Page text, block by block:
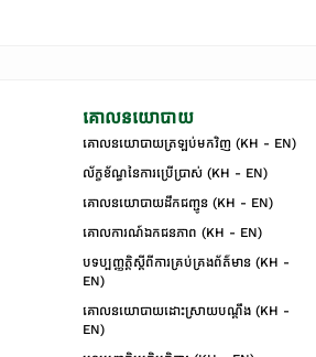
គោលនយោបាយ
គោលនយោបាយត្រឡប់មកវិញ (KH - EN)
ល័ក្ខខ័ណ្ឌនៃការប្រើប្រាស់ (KH - EN)
គោលនយោបាយដឹកជញ្ជូន (KH - EN)
គោលការណ៍ឯកជនភាព (KH - EN)
បទប្បញ្ញត្តិស្តីពីការគ្រប់គ្រងព័ត៌មាន (KH -
EN)
គោលនយោបាយដោះស្រាយបណ្ដឹង (KH -
EN)